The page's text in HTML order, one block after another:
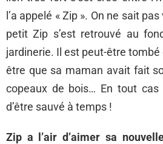
l’a appelé « Zip ». On ne sait
petit Zip s’est retrouvé au
jardinerie. Il est peut-être
être que sa maman avait fait
copeaux de bois… En tout
d’être sauvé à temps !
Zip a l’air d’aimer sa